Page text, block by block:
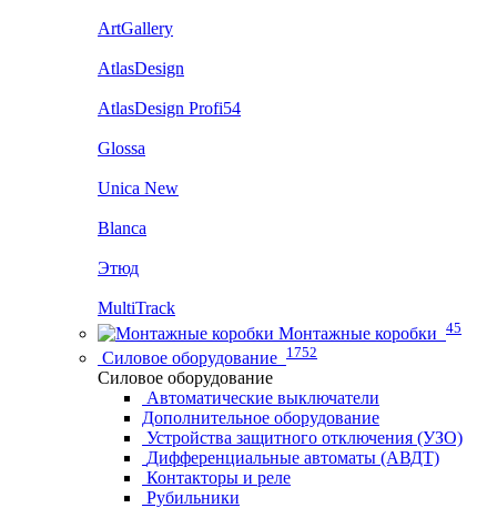
ArtGallery
AtlasDesign
AtlasDesign Profi54
Glossa
Unica New
Blanca
Этюд
MultiTrack
Монтажные коробки 45
Силовое оборудование 1752
Силовое оборудование
Автоматические выключатели
Дополнительное оборудование
Устройства защитного отключения (УЗО)
Дифференциальные автоматы (АВДТ)
Контакторы и реле
Рубильники